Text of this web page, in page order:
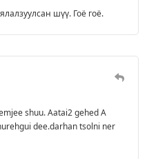
шүү. Гоё гоё.
shuu. Aatai2 gehed A
dee.darhan tsolni ner